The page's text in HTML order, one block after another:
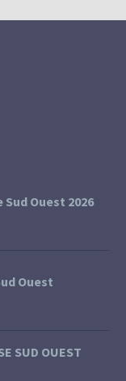
Ouest 2026
Ouest
SUD OUEST